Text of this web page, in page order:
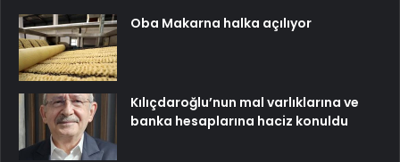
Oba Makarna halka açılıyor
Kılıçdaroğlu’nun mal varlıklarına ve
banka hesaplarına haciz konuldu